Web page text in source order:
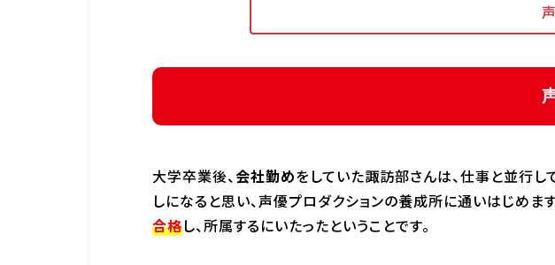
大学卒業後、会社勤めをしていた諏訪部さんは、仕事と並行
しになると思い、声優プロダクションの養成所に通いはじめま
合格し、所属するにいたったということです。